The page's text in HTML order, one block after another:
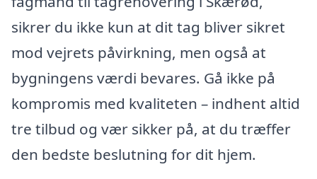
sikrer du ikke kun at dit tag bliver sikret
mod vejrets påvirkning, men også at
bygningens værdi bevares. Gå ikke på
kompromis med kvaliteten – indhent altid
tre tilbud og vær sikker på, at du træffer
den bedste beslutning for dit hjem.